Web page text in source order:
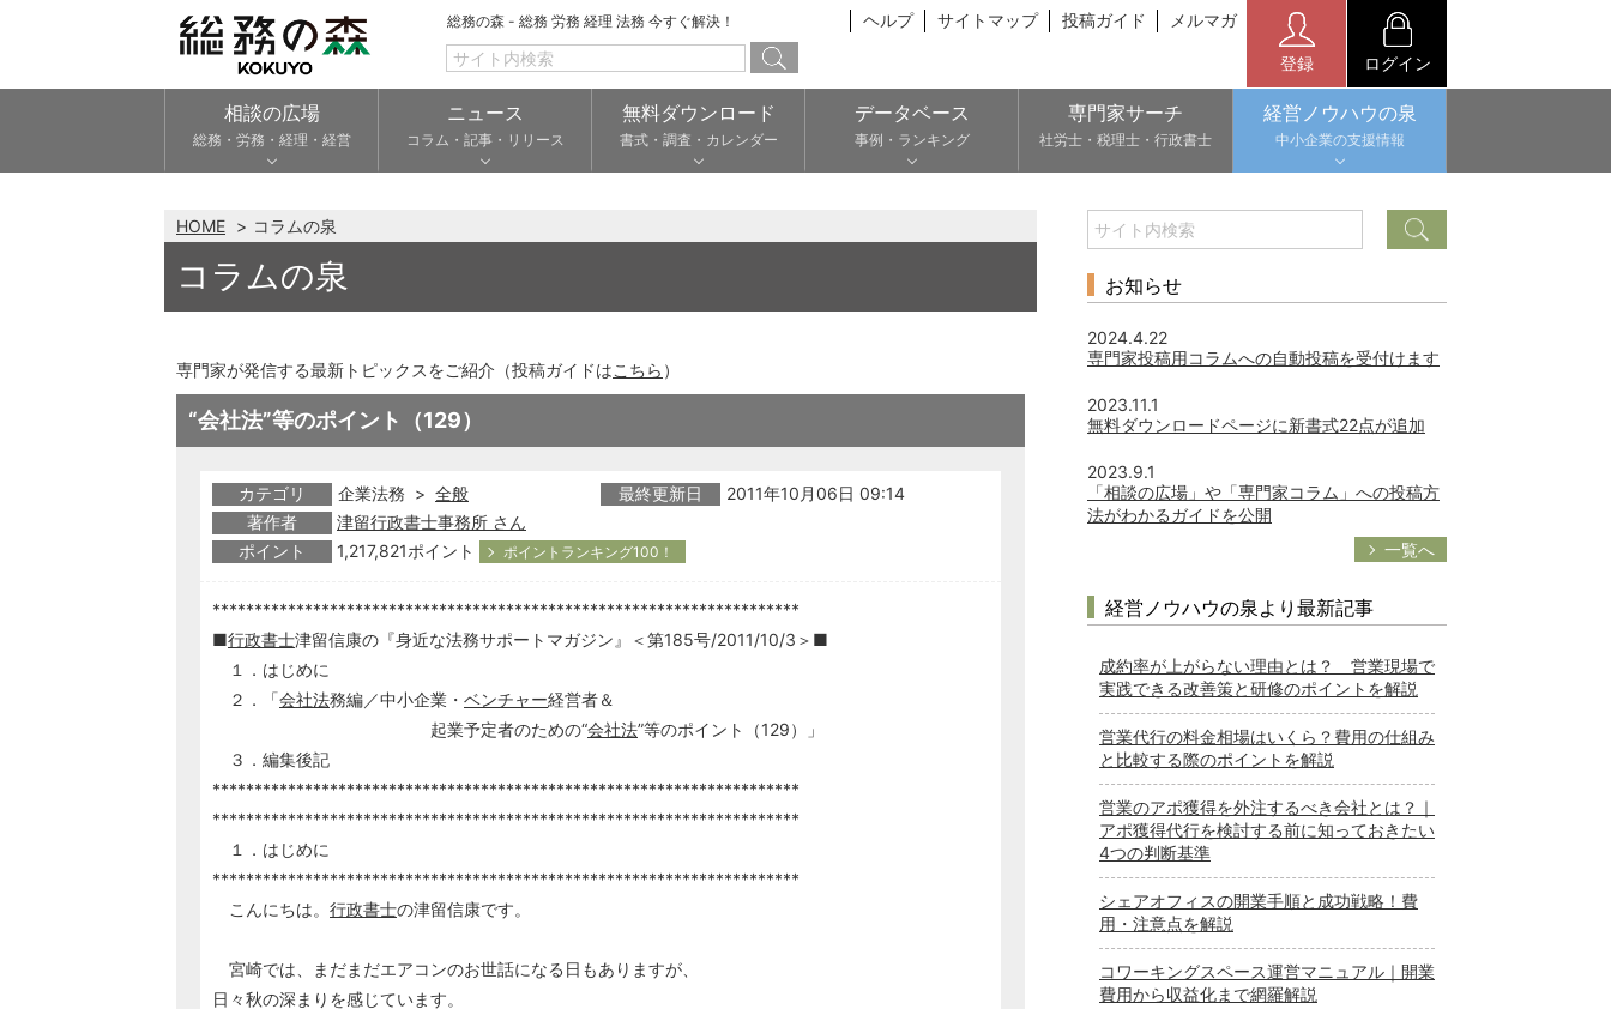
総務の森 - 総務 労務 経理 法務 今すぐ解決！ ヘルプ サイトマップ 投稿ガイド メルマガ
登録 ログイン
相談の広場
総務・労務・経理・経営
ニュース
コラム・記事・リリース
無料ダウンロード
書式・調査・カレンダー
データベース
事例・ランキング
専門家サーチ
社労士・税理士・行政書士
経営ノウハウの泉
中小企業の支援情報
HOME コラムの泉
コラムの泉
専門家が発信する最新トピックスをご紹介（投稿ガイドはこちら ）
“会社法”等のポイント（129）
カテゴリ 企業法務 > 全般 最終更新日
2011年10月06日 09:14
著作者
津留行政書士事務所 さん
ポイント
1,217,821ポイント ポイントランキング100！
**********************************************************************
■行政書士津留信康の『身近な法務サポートマガジン』＜第185号/2011/10/3＞■
１．はじめに
２．「会社法務編／中小企業・ ベンチャー経営者＆
起業予定者のための“会社法”等のポイント（129）」
３．編集後記
**********************************************************************
**********************************************************************
１．はじめに
**********************************************************************
こんにちは。 行政書士の津留信康です。
宮崎では、まだまだエアコンのお世話になる日もありますが、
日々秋の深まりを感じています。
お知らせ
2024.4.22
専門家投稿用コラムへの自動投稿を受付けます
2023.11.1
無料ダウンロードページに新書式22点が追加
2023.9.1
「相談の広場」や「専門家コラム」への投稿方
法がわかるガイドを公開
一覧へ
経営ノウハウの泉より最新記事
成約率が上がらない理由とは？ 営業現場で
実践できる改善策と研修のポイントを解説
営業代行の料金相場はいくら？費用の仕組み
と比較する際のポイントを解説
営業のアポ獲得を外注するべき会社とは？｜
アポ獲得代行を検討する前に知っておきたい
4つの判断基準
シェアオフィスの開業手順と成功戦略！費
用・注意点を解説
コワーキングスペース運営マニュアル｜開業
費用から収益化まで網羅解説